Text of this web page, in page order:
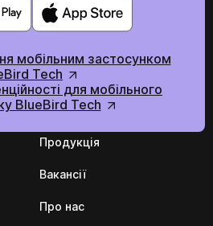
мобільним застосунком
Tech
для мобільного
BlueBird Tech
Продукція
Вакансії
Про нас